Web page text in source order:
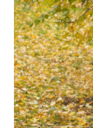
inspiration will be
topic to make it
dresses . Out of
toda...